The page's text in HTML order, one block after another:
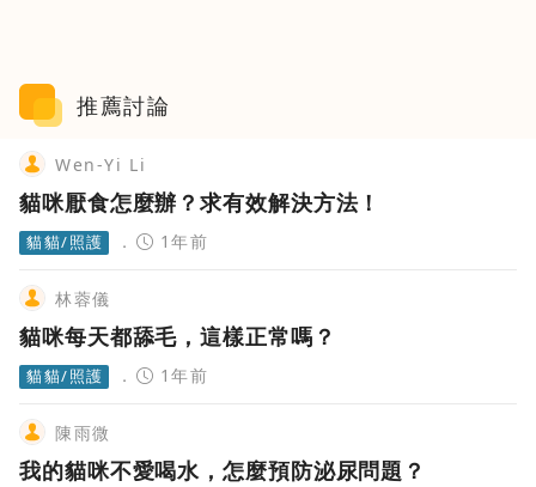
推薦討論
Wen-Yi Li
貓咪厭食怎麼辦？求有效解決方法！
貓貓/照護 1年前
林蓉儀
貓咪每天都舔毛，這樣正常嗎？
貓貓/照護 1年前
陳雨微
我的貓咪不愛喝水，怎麼預防泌尿問題？